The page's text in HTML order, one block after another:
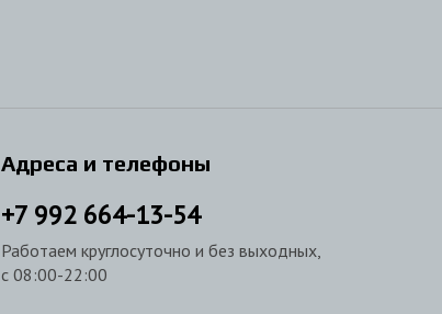
Адреса и телефоны
+7 992 664-13-54
Работаем круглосуточно и без выходных,
с 08:00-22:00